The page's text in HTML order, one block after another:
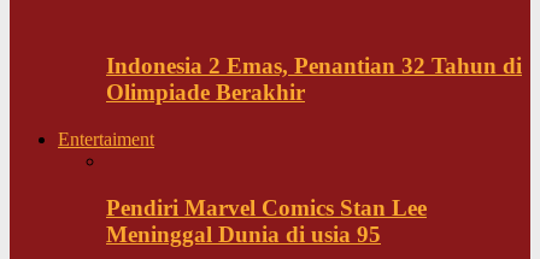
Indonesia 2 Emas, Penantian 32 Tahun di
Olimpiade Berakhir
Entertaiment
Pendiri Marvel Comics Stan Lee
Meninggal Dunia di usia 95